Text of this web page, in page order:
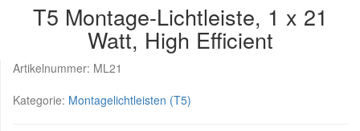
T5 Montage-Lichtleiste, 1 x 21
Watt, High Efficient
Artikelnummer: ML21
Kategorie: Montagelichtleisten (T5)